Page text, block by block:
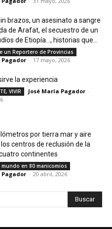
brazos, un asesinato a sangre
de Arafat, el secuestro de un
de Etiopía…, historias que...
un Reportero de Provincias
Pagador - 17 mayo, 2026
la experiencia
VIVIR José María Pagador -
por tierra mar y aire
centros de reclusión de la
continentes
mundo en 80 manicomios
Pagador - 20 abril, 2026
Buscar